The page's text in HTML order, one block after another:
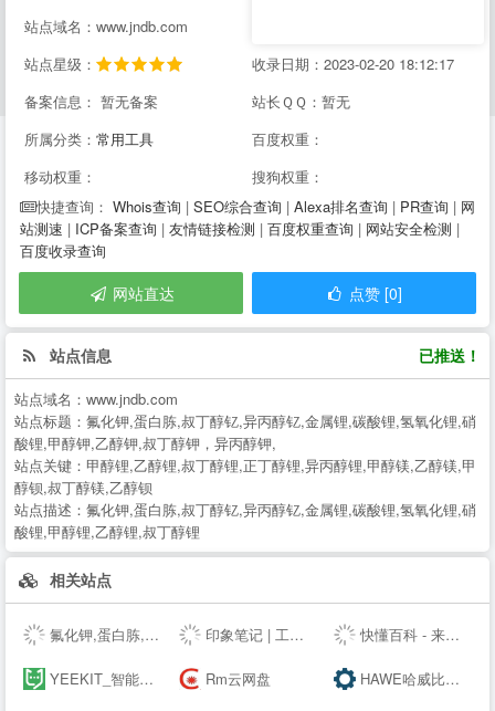
站点域名：www.jndb.com
站点星级：
收录日期：2023-02-20 18:12:17
备案信息： 暂无备案
站长ＱＱ：暂无
所属分类： 常用工具
百度权重：
移动权重：
搜狗权重：
快捷查询： Whois查询 | SEO综合查询 | Alexa排名查询 | PR查询 | 网
站测速 | ICP备案查询 | 友情链接检测 | 百度权重查询 | 网站安全检测 |
百度收录查询
网站直达 点赞 [0]
站点信息 已推送！
站点域名： www.jndb.com
站点标题： 氟化钾,蛋白胨,叔丁醇钇,异丙醇钇,金属锂,碳酸锂,氢氧化锂,硝
酸锂,甲醇钾,乙醇钾,叔丁醇钾，异丙醇钾,
站点关键： 甲醇锂,乙醇锂,叔丁醇锂,正丁醇锂,异丙醇锂,甲醇镁,乙醇镁,甲
醇钡,叔丁醇镁,乙醇钡
站点描述： 氟化钾,蛋白胨,叔丁醇钇,异丙醇钇,金属锂,碳酸锂,氢氧化锂,硝
酸锂,甲醇锂,乙醇锂,叔丁醇锂
相关站点
氟化钾,蛋白胨,叔丁醇钇,异丙醇钇,金属锂,碳酸锂,氢氧化锂,硝酸锂,甲醇钾,乙醇钾,叔丁醇钾，异丙醇钾, 印象笔记 | 工作必备效率应用 快懂百科 - 来这里，认识世界！
YEEKIT_智能语言工具平台,在线辅助翻译,翻译工具,字幕通 Rm云网盘 HAWE哈威比例阀价格-德国HAWE进口电磁阀_柱塞泵厂家代理商 - 大连佰德